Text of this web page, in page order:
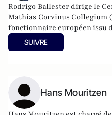
Rodrigo Ballester dirige le
Mathias Corvinus Collegium
fonctionnaire européen issu
notamment été membre de
l’Éducation et à la Culture de
SUIVRE
Hans Mouritzen